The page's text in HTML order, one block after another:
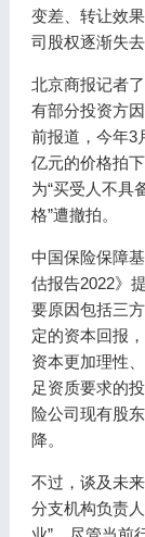
变差、转让效
司股权逐渐失去
北京商报记者
有部分投资方
前报道，今年3
亿元的价格拍
为“买受人不具
格”遭撤拍。
中国保险保障
估报告2022》
要原因包括三
定的资本回报
资本更加理性
足资质要求的
险公司现有股
降。
不过，谈及未
分支机构负责